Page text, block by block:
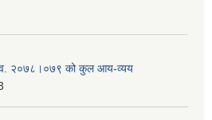
२०७८।०७९ को कुल आय-व्यय